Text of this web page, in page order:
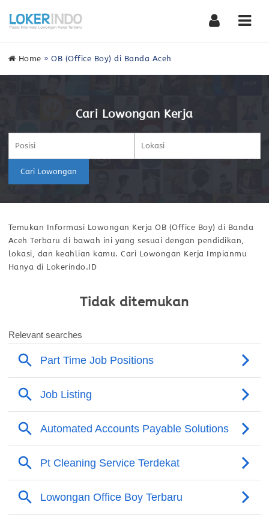
Home »OB (Office Boy) di Banda Aceh
Cari Lowongan Kerja
Cari Lowongan
Temukan Informasi Lowongan Kerja OB (Office Boy) di Banda
Aceh Terbaru di bawah ini yang sesuai dengan pendidikan,
lokasi, dan keahlian kamu. Cari Lowongan Kerja Impianmu
Hanya di Lokerindo.ID
Tidak ditemukan